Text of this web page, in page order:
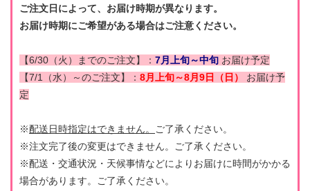
ご注文日によって、お届け時期が異なります。
お届け時期にご希望がある場合はご注意ください。
【6/30（火）までのご注文】： 7月上旬～中旬 お届け予定
【7/1（水）～のご注文】： 8月上旬～8月9日（日）
お届け予
定
※配送日時指定はできません。
ご了承ください。
※注文完了後の変更はできません。ご了承ください。
※配送・交通状況・天候事情などによりお届けに時間がかかる
場合があります。ご了承ください。